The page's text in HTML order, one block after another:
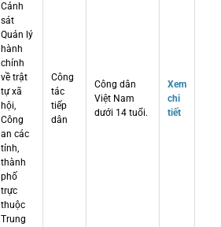
Cảnh
sát
Quản lý
hành
chính
về trật
tự xã
hội,
Công
an các
tỉnh,
thành
phố
trực
thuộc
Trung
Công
tác
tiếp
dân
Công dân
Việt Nam
dưới 14 tuổi.
Xem
chi
tiết